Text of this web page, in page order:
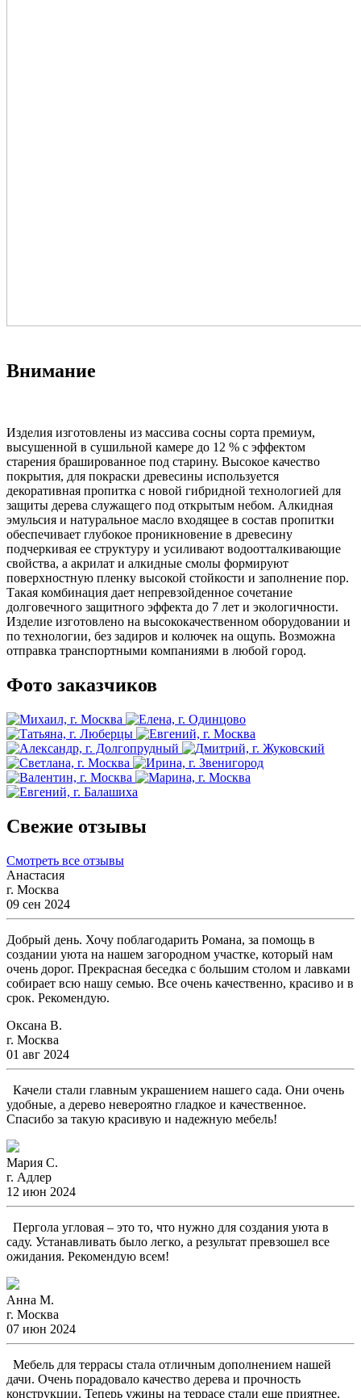
Внимание
Изделия изготовлены из массива сосны сорта премиум,
высушенной в сушильной камере до 12 % с эффектом
старения брашированное под старину. Высокое качество
покрытия, для покраски древесины используется
декоративная пропитка с новой гибридной технологией для
защиты дерева служащего под открытым небом. Алкидная
эмульсия и натуральное масло входящее в состав пропитки
обеспечивает глубокое проникновение в древесину
подчеркивая ее структуру и усиливают водоотталкивающие
свойства, а акрилат и алкидные смолы формируют
поверхностную пленку высокой стойкости и заполнение пор.
Такая комбинация дает непревзойденное сочетание
долговечного защитного эффекта до 7 лет и экологичности.
Изделие изготовлено на высококачественном оборудовании и
по технологии, без задиров и колючек на ощупь. Возможна
отправка транспортными компаниями в любой город.
Фото заказчиков
Свежие отзывы
Смотреть все отзывы
Анастасия
г. Москва
09 сен 2024
Добрый день. Хочу поблагодарить Романа, за помощь в
создании уюта на нашем загородном участке, который нам
очень дорог. Прекрасная беседка с большим столом и лавками
собирает всю нашу семью. Все очень качественно, красиво и в
срок. Рекомендую.
Оксана В.
г. Москва
01 авг 2024
Качели стали главным украшением нашего сада. Они очень
удобные, а дерево невероятно гладкое и качественное.
Спасибо за такую красивую и надежную мебель!
Мария С.
г. Адлер
12 июн 2024
Пергола угловая – это то, что нужно для создания уюта в
саду. Устанавливать было легко, а результат превзошел все
ожидания. Рекомендую всем!
Анна М.
г. Москва
07 июн 2024
Мебель для террасы стала отличным дополнением нашей
дачи. Очень порадовало качество дерева и прочность
конструкции. Теперь ужины на террасе стали еще приятнее.